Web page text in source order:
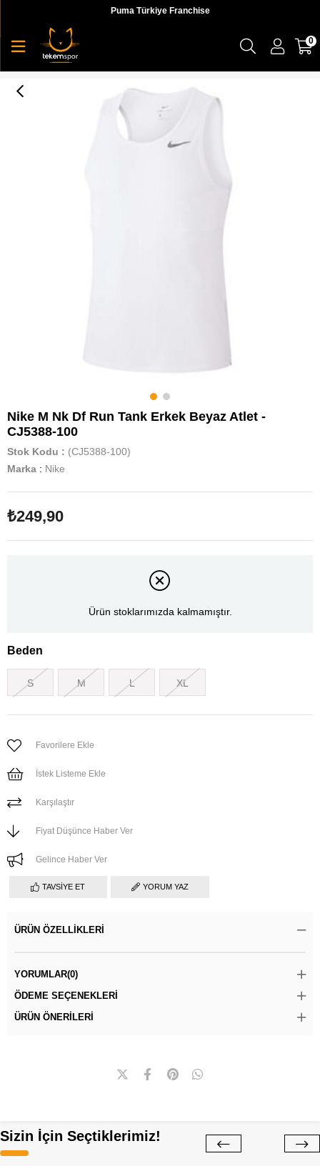
Puma Türkiye Franchise
0
Nike M Nk Df Run Tank Erkek Beyaz Atlet -
CJ5388-100
Stok Kodu
(CJ5388-100)
Marka : Nike
₺249,90
Ürün stoklarımızda kalmamıştır.
Beden
S M L XL
Favorilere Ekle
İstek Listeme Ekle
Karşılaştır
Fiyat Düşünce Haber Ver
Gelince Haber Ver
TAVSIYE ET YORUM YAZ
ÜRÜN ÖZELLIKLERI
YORUMLAR(0)
ÖDEME SEÇENEKLERI
ÜRÜN ÖNERILERI
Sizin İçin Seçtiklerimiz!